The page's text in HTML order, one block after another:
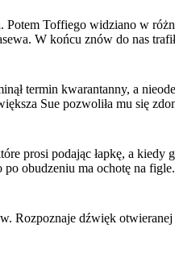
Potem Toffiego widziano w
W końcu znów do nas
termin kwarantanny, a
Sue pozwoliła mu się
prosi podając łapkę, a kiedy
obudzeniu ma ochotę na
Rozpoznaje dźwięk